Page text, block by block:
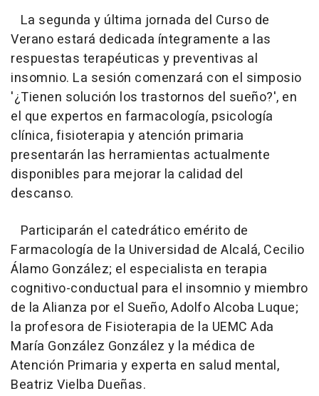
La segunda y última jornada del Curso de
Verano estará dedicada íntegramente a las
respuestas terapéuticas y preventivas al
insomnio. La sesión comenzará con el simposio
'¿Tienen solución los trastornos del sueño?', en
el que expertos en farmacología, psicología
clínica, fisioterapia y atención primaria
presentarán las herramientas actualmente
disponibles para mejorar la calidad del
descanso.
Participarán el catedrático emérito de
Farmacología de la Universidad de Alcalá, Cecilio
Álamo González; el especialista en terapia
cognitivo-conductual para el insomnio y miembro
de la Alianza por el Sueño, Adolfo Alcoba Luque;
la profesora de Fisioterapia de la UEMC Ada
María González González y la médica de
Atención Primaria y experta en salud mental,
Beatriz Vielba Dueñas.